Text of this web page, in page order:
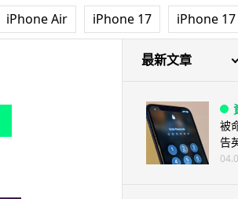
iPhone Air iPhone 17 iPhone
最新文章
被
告